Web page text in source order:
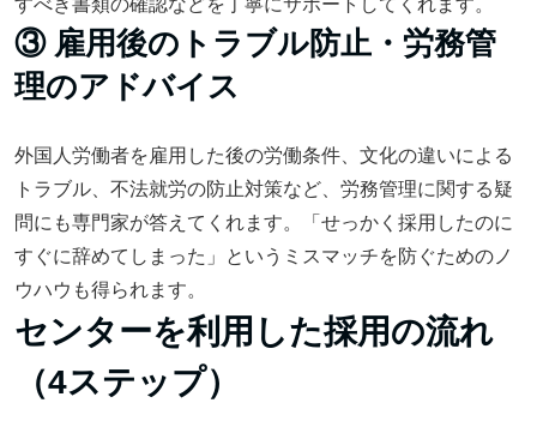
すべき書類の確認などを丁寧にサポートしてくれます。
③ 雇用後のトラブル防止・労務管
理のアドバイス
外国人労働者を雇用した後の労働条件、文化の違いによる
トラブル、不法就労の防止対策など、労務管理に関する疑
問にも専門家が答えてくれます。「せっかく採用したのに
すぐに辞めてしまった」というミスマッチを防ぐためのノ
ウハウも得られます。
センターを利用した採用の流れ
（4ステップ）